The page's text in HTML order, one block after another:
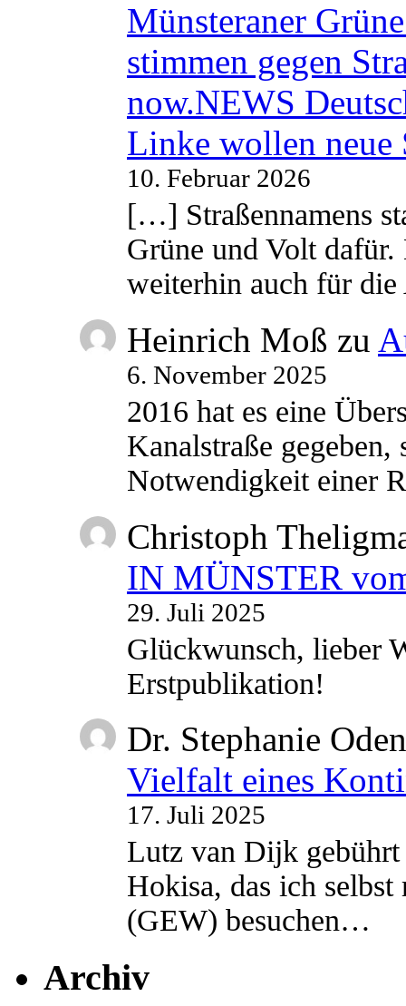
Münsteraner
stimmen gegen
now.NEWS
Linke wollen neue
10. Februar 2026
[…] Straßennamens
Grüne und Volt
weiterhin auch für
Heinrich Moß zu
6. November 2025
2016 hat es eine
Kanalstraße
Notwendigkeit einer
Christoph
IN MÜNSTER
29. Juli 2025
Glückwunsch, lieber
Erstpublikation!
Dr. Stephanie
Vielfalt eines
17. Juli 2025
Lutz van Dijk
Hokisa, das ich
(GEW) besuchen…
Archiv